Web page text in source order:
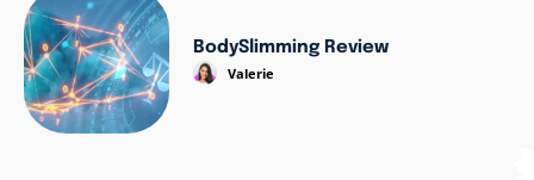
BodySlimming Review
Valerie